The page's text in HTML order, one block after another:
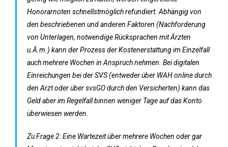
Honorarnoten schnellstmöglich refundiert. Abhängig von
den beschriebenen und anderen Faktoren (Nachforderung
von Unterlagen, notwendige Rücksprachen mit Ärzten
u.Ä.m.) kann der Prozess der Kostenerstattung im Einzelfall
auch mehrere Wochen in Anspruch nehmen. Bei digitalen
Einreichungen bei der SVS (entweder über WAH online durch
den Arzt oder über svsGO durch den Versicherten) kann das
Geld aber im Regelfall binnen weniger Tage auf das Konto
überwiesen werden.
Zu Frage 2: Eine Wartezeit über mehrere Wochen oder gar